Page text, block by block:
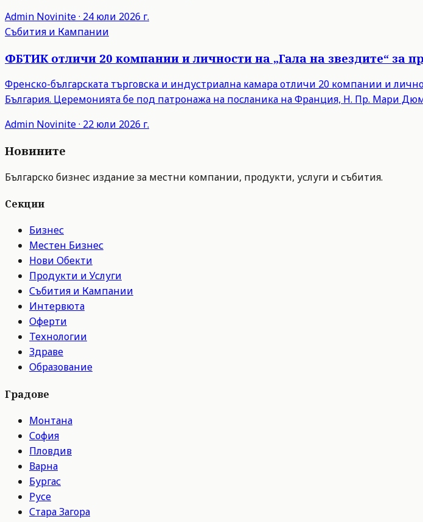
Admin Novinite· 24 юли 2026 г.
Събития и Кампании
ФБТИК отличи 20 компании и личности на „Гала на звездите“ за
Френско-българската търговска и индустриална камара отличи 20 компании и
България. Церемонията бе под патронажа на посланика на Франция, Н. Пр. Мари
Admin Novinite· 22 юли 2026 г.
Новините
Българско бизнес издание за местни компании, продукти, услуги и събития.
Секции
Бизнес
Местен Бизнес
Нови Обекти
Продукти и Услуги
Събития и Кампании
Интервюта
Оферти
Технологии
Здраве
Образование
Градове
Монтана
София
Пловдив
Варна
Бургас
Русе
Стара Загора